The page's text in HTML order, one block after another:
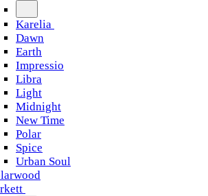
Karelia
Dawn
Earth
Impressio
Libra
Light
Midnight
New Time
Polar
Spice
Urban Soul